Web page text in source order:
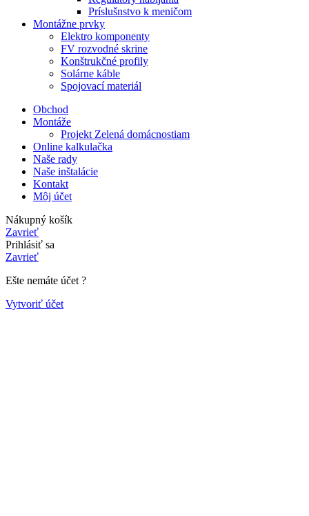
Príslušnstvo k meničom
Montážne prvky
Elektro komponenty
FV rozvodné skrine
Konštrukčné profily
Solárne káble
Spojovací materiál
Obchod
Montáže
Projekt Zelená domácnostiam
Online kalkulačka
Naše rady
Naše inštalácie
Kontakt
Môj účet
Nákupný košík
Zavrieť
Prihlásiť sa
Zavrieť
Ešte nemáte účet ?
Vytvoriť účet